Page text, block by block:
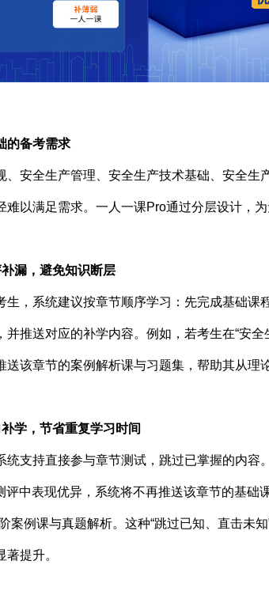
的备考需求
、安全生产管理、安全生产技术基础、安全生
难以满足需求。一人一课Pro通过分层设计，
漏，避免知识断层
生，系统建议按章节顺序学习：先完成基础课
推送对应的补学内容。例如，若考生在“安全
送该章节的案例解析课与习题集，帮助其从理
学，节省重复学习时间
统支持直接参与章节测试，跳过已掌握的内容
评中表现优异，系统将不再推送该章节的基础
案例课与真题解析。这种“跳过已知、直击未
提升。